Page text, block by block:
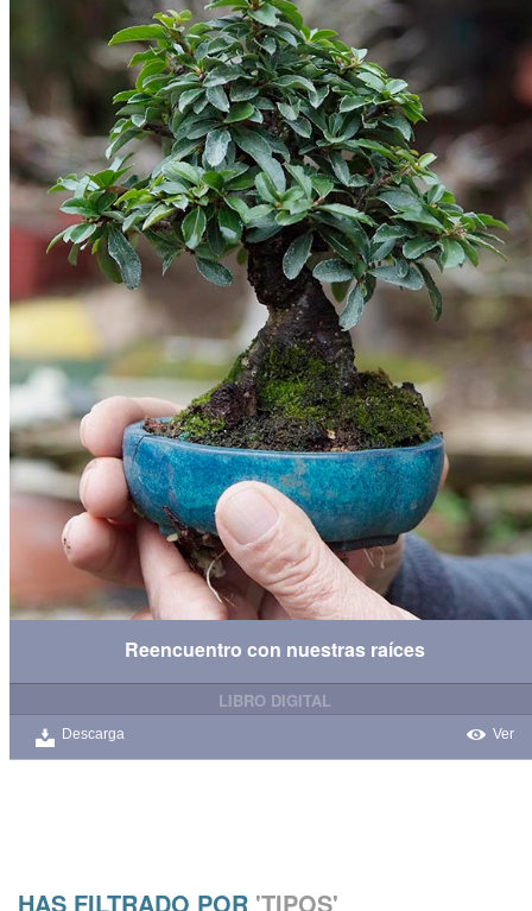
Reencuentro con nuestras raíces
LIBRO DIGITAL
Descarga Ver
HAS FILTRADO POR 'TIPOS'